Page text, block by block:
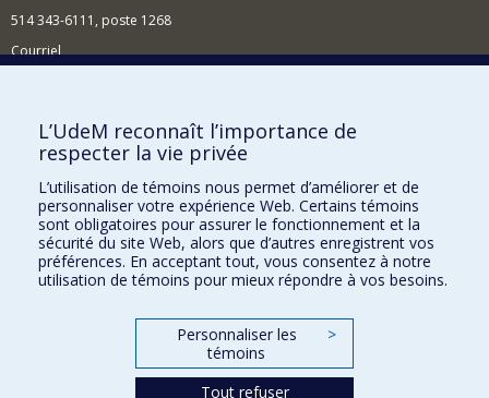
514 343-6111, poste 1268
Courriel
Comment soutenir l'École?
BESOIN D'AIDE?
Plan du site
Signaler une erreur
Accessibilité
FACULTÉ DES ARTS ET DES SCIENCES
Nos départements et écoles
L’UdeM reconnaît l’importance de
respecter la vie privée
L’utilisation de témoins nous permet d’améliorer et de
personnaliser votre expérience Web. Certains témoins
sont obligatoires pour assurer le fonctionnement et la
sécurité du site Web, alors que d’autres enregistrent vos
préférences. En acceptant tout, vous consentez à notre
utilisation de témoins pour mieux répondre à vos besoins.
Personnaliser les
témoins
>
Tout refuser